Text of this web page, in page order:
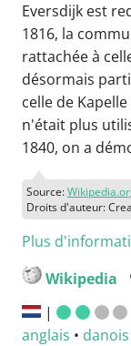
Eversdijk est
1816, la
rattachée à
désormais
celle de
n'était plus
1840, on a
Source:
Droits d'auteur:
Plus
Wikipedia
|
anglais • danois